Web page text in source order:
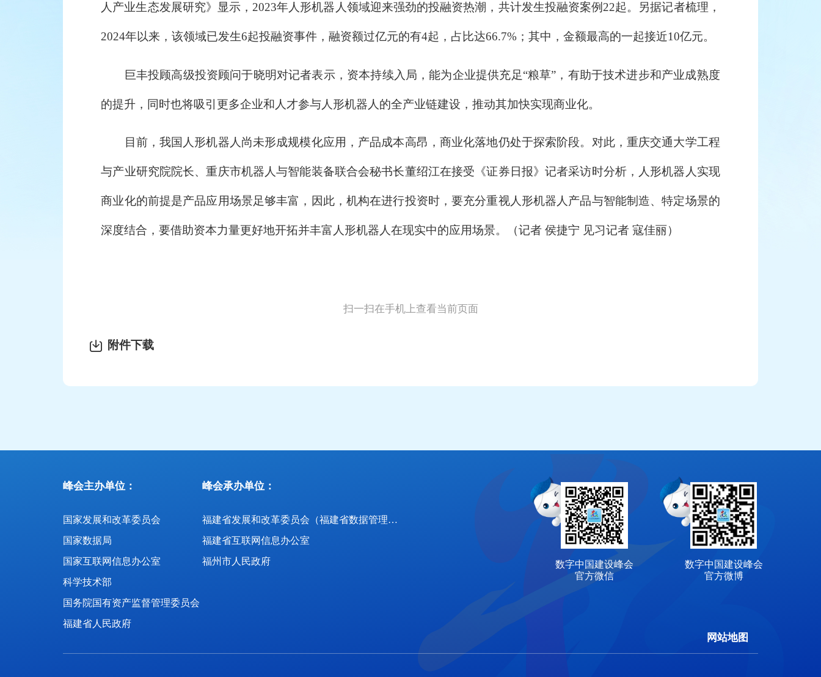
人产业生态发展研究》显示，2023年人形机器人领域迎来强劲的投融资热潮，共计发生投融资案例22起。另据记者梳理，
2024年以来，该领域已发生6起投融资事件，融资额过亿元的有4起，占比达66.7%；其中，金额最高的一起接近10亿元。
巨丰投顾高级投资顾问于晓明对记者表示，资本持续入局，能为企业提供充足“粮草”，有助于技术进步和产业成熟度
的提升，同时也将吸引更多企业和人才参与人形机器人的全产业链建设，推动其加快实现商业化。
目前，我国人形机器人尚未形成规模化应用，产品成本高昂，商业化落地仍处于探索阶段。对此，重庆交通大学工程
与产业研究院院长、重庆市机器人与智能装备联合会秘书长董绍江在接受《证券日报》记者采访时分析，人形机器人实现
商业化的前提是产品应用场景足够丰富，因此，机构在进行投资时，要充分重视人形机器人产品与智能制造、特定场景的
深度结合，要借助资本力量更好地开拓并丰富人形机器人在现实中的应用场景。（记者 侯捷宁 见习记者 寇佳丽）
扫一扫在手机上查看当前页面
附件下载
峰会主办单位：
国家发展和改革委员会
国家数据局
国家互联网信息办公室
科学技术部
国务院国有资产监督管理委员会
福建省人民政府
峰会承办单位：
福建省发展和改革委员会（福建省数据管理局）
福建省互联网信息办公室
福州市人民政府
数字中国建设峰会
官方微信
数字中国建设峰会
官方微博
网站地图